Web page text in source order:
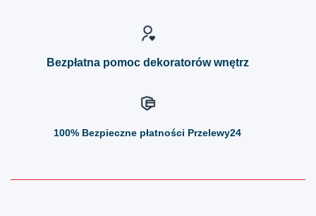
Bezpłatna pomoc dekoratorów wnętrz
100% Bezpieczne płatności Przelewy24